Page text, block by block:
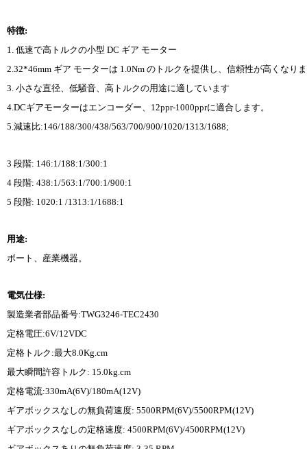
特徴:
1. 低速で高トルクの小型 DC ギア モーター
2.32*46mm ギア モーターは 1.0Nm のトルクを提供し、信頼性が高くなり
3. 小さな直径、低騒音、高トルクの用途に適しています
4.DCギアモーターはエンコーダー、12ppr-1000pprに適合します。
5.減速比:146/188/300/438/563/700/900/1020/1313/1688;
3 段階: 146:1/188:1/300:1
4 段階: 438:1/563:1/700:1/900:1
5 段階: 1020:1 /1313:1/1688:1
用途:
ボート、産業機器。
電気仕様:
製造業者部品番号:TWG3246-TEC2430
定格電圧:6V/12VDC
定格トルク:最大8.0Kg.cm
最大瞬間許容トルク: 15.0kg.cm
定格電流:330mA(6V)/180mA(12V)
ギアボックスなしの無負荷速度: 5500RPM(6V)/5500RPM(12V)
ギアボックスなしの定格速度: 4500RPM(6V)/4500RPM(12V)